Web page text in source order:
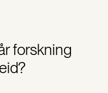
forskning